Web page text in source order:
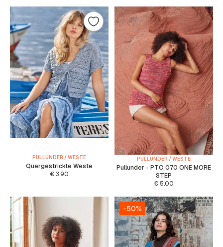
PULLUNDER / WESTE
Quergestrickte Weste
€3.90
PULLUNDER / WESTE
Pullunder - PTO 070 ONE MORE
STEP
€ 5.00
-50%